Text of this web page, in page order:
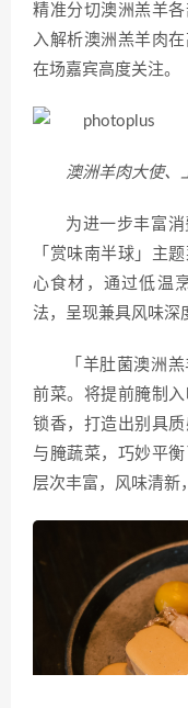
精准分切澳洲羔羊
入解析澳洲羔羊肉
在场嘉宾高度关注。
澳洲羊肉大使、
为进一步丰富
「赏味南半球」主
心食材，通过低温
法，呈现兼具风味深
「羊肚菌澳洲
前菜。将提前腌制
锁香，打造出别具
与腌蔬菜，巧妙平
层次丰富，风味清新